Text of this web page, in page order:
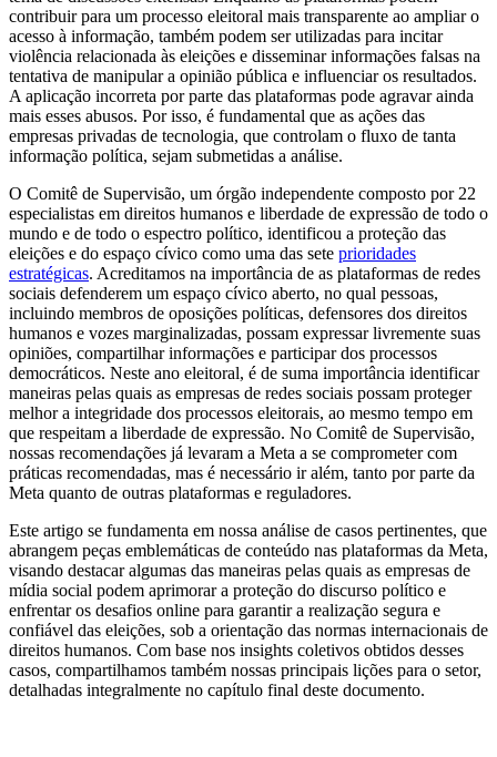
contribuir para um processo eleitoral mais transparente ao ampliar o
acesso à informação, também podem ser utilizadas para incitar
violência relacionada às eleições e disseminar informações falsas na
tentativa de manipular a opinião pública e influenciar os resultados.
A aplicação incorreta por parte das plataformas pode agravar ainda
mais esses abusos. Por isso, é fundamental que as ações das
empresas privadas de tecnologia, que controlam o fluxo de tanta
informação política, sejam submetidas a análise.
O Comitê de Supervisão, um órgão independente composto por 22
especialistas em direitos humanos e liberdade de expressão de todo o
mundo e de todo o espectro político, identificou a proteção das
eleições e do espaço cívico como uma das sete prioridades
estratégicas. Acreditamos na importância de as plataformas de redes
sociais defenderem um espaço cívico aberto, no qual pessoas,
incluindo membros de oposições políticas, defensores dos direitos
humanos e vozes marginalizadas, possam expressar livremente suas
opiniões, compartilhar informações e participar dos processos
democráticos. Neste ano eleitoral, é de suma importância identificar
maneiras pelas quais as empresas de redes sociais possam proteger
melhor a integridade dos processos eleitorais, ao mesmo tempo em
que respeitam a liberdade de expressão. No Comitê de Supervisão,
nossas recomendações já levaram a Meta a se comprometer com
práticas recomendadas, mas é necessário ir além, tanto por parte da
Meta quanto de outras plataformas e reguladores.
Este artigo se fundamenta em nossa análise de casos pertinentes, que
abrangem peças emblemáticas de conteúdo nas plataformas da Meta,
visando destacar algumas das maneiras pelas quais as empresas de
mídia social podem aprimorar a proteção do discurso político e
enfrentar os desafios online para garantir a realização segura e
confiável das eleições, sob a orientação das normas internacionais de
direitos humanos. Com base nos insights coletivos obtidos desses
casos, compartilhamos também nossas principais lições para o setor,
detalhadas integralmente no capítulo final deste documento.